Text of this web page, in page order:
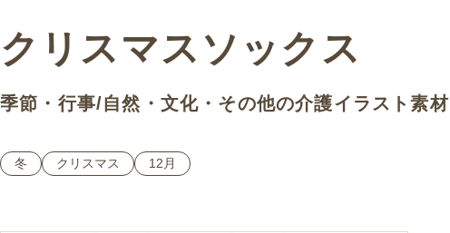
クリスマスソックス
季節・行事/自然・文化・その他の介護イラスト素材
冬 クリスマス 12月